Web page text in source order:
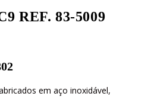
REF. 83-5009
em aço inoxidável,